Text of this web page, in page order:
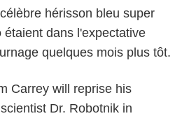
hérisson bleu super
dans l'expectative
quelques mois plus tôt.
Carrey will reprise his
Dr. Robotnik in